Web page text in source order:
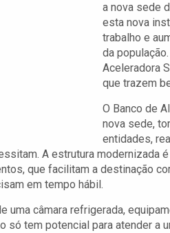
a nova sede
esta nova
trabalho e
da
Aceleradora
que trazem
O Banco de
nova sede,
entidades,
A estrutura modernizada
que facilitam a destinação
em tempo hábil.
uma câmara refrigerada,
só tem potencial para atender a